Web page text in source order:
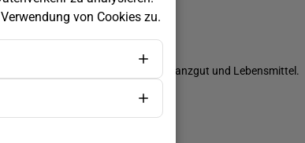
biozertifiziert im Bereich Saatgut, Pflanzgut und Lebensmittel.
von Cookies zu.